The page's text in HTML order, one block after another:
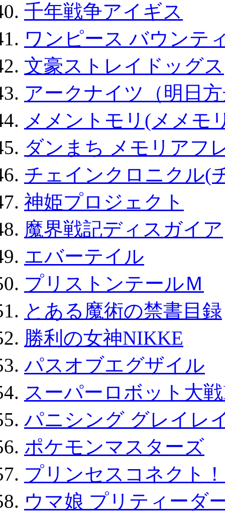
千年戦争アイギス
ワンピース バウンテ
文豪ストレイドッグス
アークナイツ（明日
メメントモリ(メメモ
ダンまち メモリアフ
チェインクロニクル(
神姫プロジェクト
魔界戦記ディスガイア
エバーテイル
プリストンテールＭ
とある魔術の禁書目録
勝利の女神NIKKE
パスオブエグザイル
スーパーロボット大
パニシング グレイレ
ポケモンマスターズ
プリンセスコネクト
ウマ娘 プリティーダ